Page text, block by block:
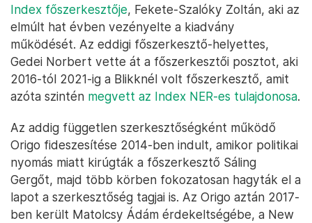
Index főszerkesztője, Fekete-Szalóky Zoltán, aki az
elmúlt hat évben vezényelte a kiadvány
működését. Az eddigi főszerkesztő-helyettes,
Gedei Norbert vette át a főszerkesztői posztot, aki
2016-tól 2021-ig a Blikknél volt főszerkesztő, amit
azóta szintén megvett az Index NER-es tulajdonosa.
Az addig független szerkesztőségként működő
Origo fideszesítése 2014-ben indult, amikor politikai
nyomás miatt kirúgták a főszerkesztő Sáling
Gergőt, majd több körben fokozatosan hagyták el a
lapot a szerkesztőség tagjai is. Az Origo aztán 2017-
ben került Matolcsy Ádám érdekeltségébe, a New